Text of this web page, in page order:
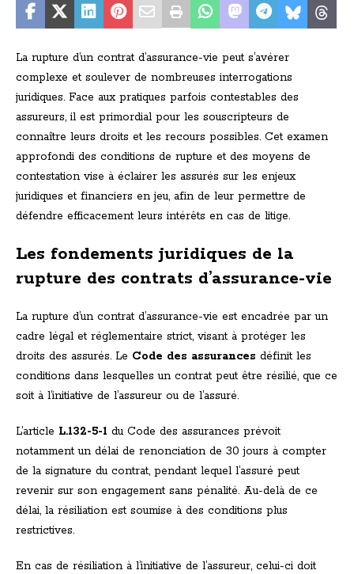
La rupture d’un contrat d’assurance-vie peut s’avérer
complexe et soulever de nombreuses interrogations
juridiques. Face aux pratiques parfois contestables des
assureurs, il est primordial pour les souscripteurs de
connaître leurs droits et les recours possibles. Cet examen
approfondi des conditions de rupture et des moyens de
contestation vise à éclairer les assurés sur les enjeux
juridiques et financiers en jeu, afin de leur permettre de
défendre efficacement leurs intérêts en cas de litige.
Les fondements juridiques de la
rupture des contrats d’assurance-vie
La rupture d’un contrat d’assurance-vie est encadrée par un
cadre légal et réglementaire strict, visant à protéger les
droits des assurés. Le Code des assurances définit les
conditions dans lesquelles un contrat peut être résilié, que ce
soit à l’initiative de l’assureur ou de l’assuré.
L’article L.132-5-1 du Code des assurances prévoit
notamment un délai de renonciation de 30 jours à compter
de la signature du contrat, pendant lequel l’assuré peut
revenir sur son engagement sans pénalité. Au-delà de ce
délai, la résiliation est soumise à des conditions plus
restrictives.
En cas de résiliation à l’initiative de l’assureur, celui-ci doit